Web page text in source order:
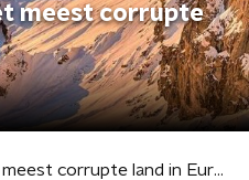
meest corrupte
'Oostenrijk is het meest corrupte land in Europa'